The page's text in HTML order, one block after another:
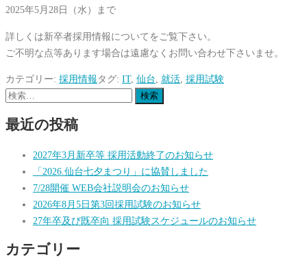
2025年5月28日（水）まで
詳しくは新卒者採用情報についてをご覧下さい。
ご不明な点等あります場合は遠慮なくお問い合わせ下さいませ。
カテゴリー: 採用情報タグ: IT, 仙台 就活 採用試験
検
最近の投稿
2027年3月新卒等 採用活動終了のお知らせ
「2026.仙台七夕まつり」に協賛しました
7/28開催 WEB会社説明会のお知らせ
2026年8月5日第3回採用試験のお知らせ
27年卒及び既卒向 採用試験スケジュールのお知らせ
カテゴリー